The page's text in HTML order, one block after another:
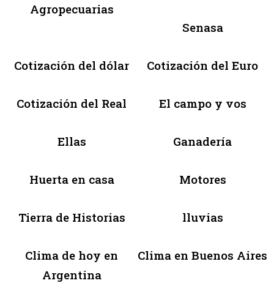
Agropecuarias
Senasa
Cotización del dólar Cotización del Euro
Cotización del Real El campo y vos
Ellas Ganadería
Huerta en casa Motores
Tierra de Historias lluvias
Clima de hoy en
Argentina
Clima en Buenos Aires